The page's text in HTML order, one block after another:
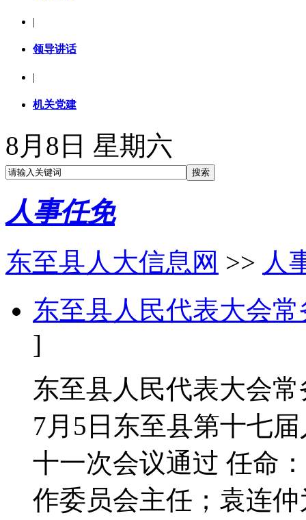
|
领导讲话
|
机关党建
8月8日 星期六
人事任免
东至县人大信息网 >> 人
东至县人民代表大会
]
东至县人民代表大会
7月5日东至县第十七
十一次会议通过 任命
作委员会主任；袁连